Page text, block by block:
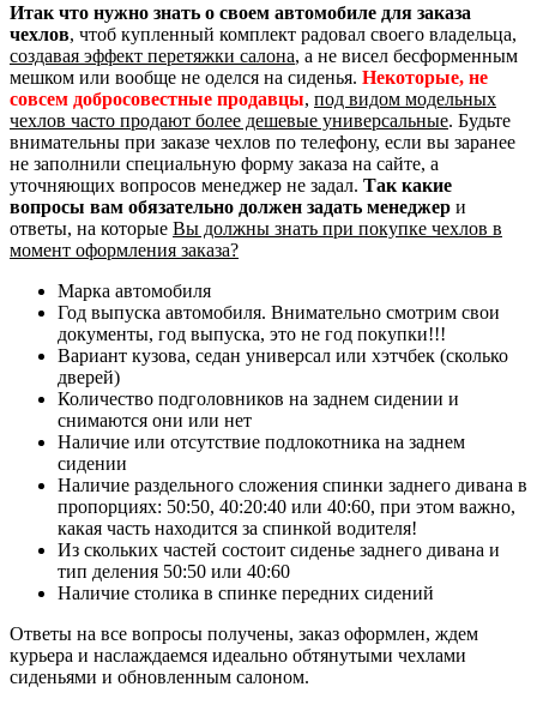
Итак что нужно знать о своем автомобиле для заказа
чехлов, чтоб купленный комплект радовал своего владельца,
создавая эффект перетяжки салона, а не висел бесформенным
мешком или вообще не оделся на сиденья. Некоторые, не
совсем добросовестные продавцы, под видом модельных
чехлов часто продают более дешевые универсальные. Будьте
внимательны при заказе чехлов по телефону, если вы заранее
не заполнили специальную форму заказа на сайте, а
уточняющих вопросов менеджер не задал. Так какие
вопросы вам обязательно должен задать менеджер и
ответы, на которые Вы должны знать при покупке чехлов в
момент оформления заказа?
Марка автомобиля
Год выпуска автомобиля. Внимательно смотрим свои
документы, год выпуска, это не год покупки!!!
Вариант кузова, седан универсал или хэтчбек (сколько
дверей)
Количество подголовников на заднем сидении и
снимаются они или нет
Наличие или отсутствие подлокотника на заднем
сидении
Наличие раздельного сложения спинки заднего дивана в
пропорциях: 50:50, 40:20:40 или 40:60, при этом важно,
какая часть находится за спинкой водителя!
Из скольких частей состоит сиденье заднего дивана и
тип деления 50:50 или 40:60
Наличие столика в спинке передних сидений
Ответы на все вопросы получены, заказ оформлен, ждем
курьера и наслаждаемся идеально обтянутыми чехлами
сиденьями и обновленным салоном.